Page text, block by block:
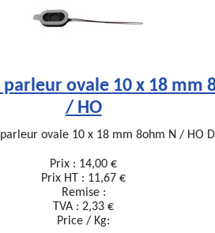
ovale 10 x 18 mm
/ HO
ovale 10 x 18 mm 8ohm N / HO
Prix : 14,00 €
Prix HT : 11,67 €
Remise :
TVA :2,33 €
Price / Kg: